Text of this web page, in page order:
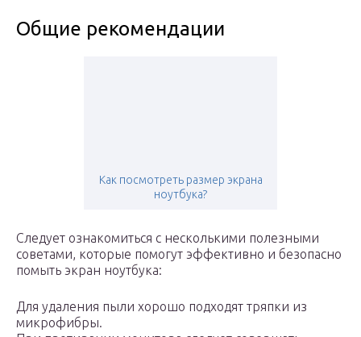
Общие рекомендации
Как посмотреть размер экрана
ноутбука?
Следует ознакомиться с несколькими полезными
советами, которые помогут эффективно и безопасно
помыть экран ноутбука:
Для удаления пыли хорошо подходят тряпки из
микрофибры.